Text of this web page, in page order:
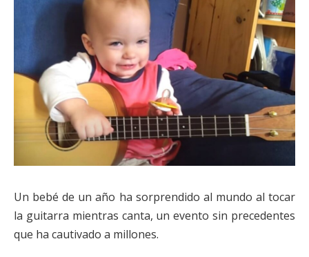
Un bebé de un año ha sorprendido al mundo al tocar
la guitarra mientras canta, un evento sin precedentes
que ha cautivado a millones.